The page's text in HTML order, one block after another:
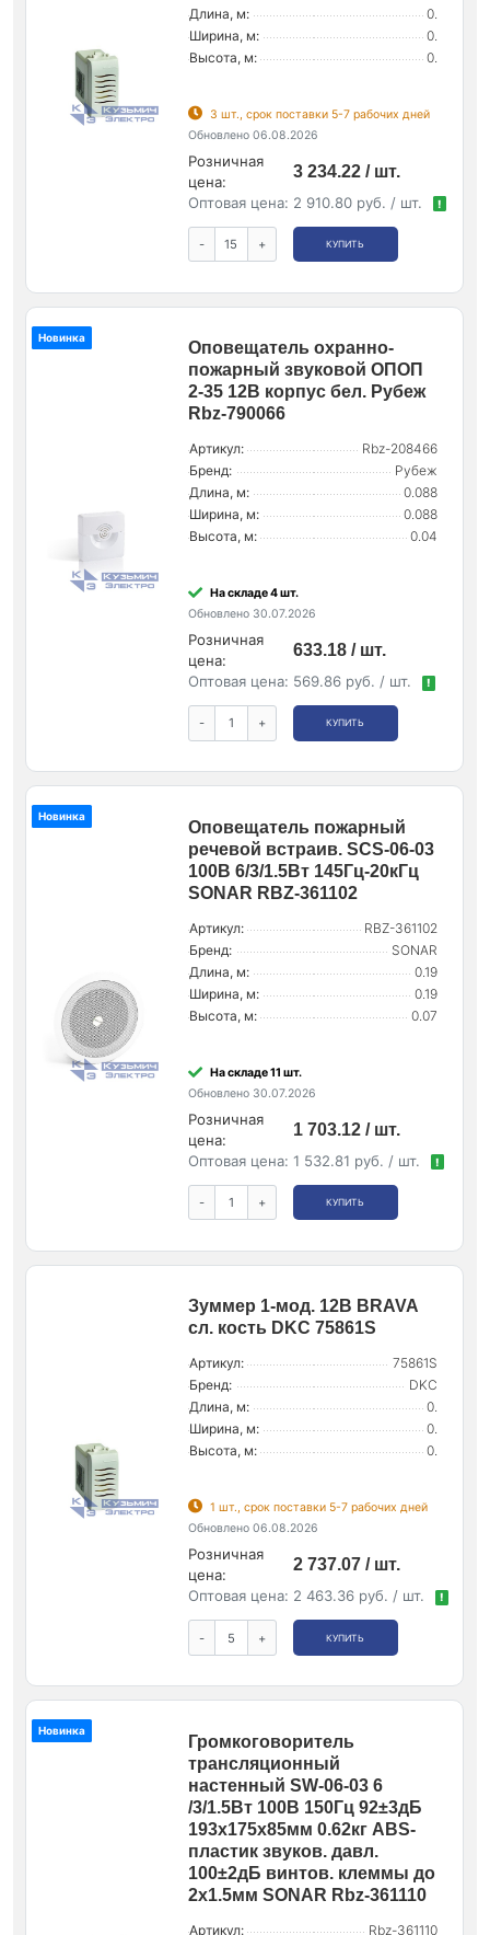
Длина, м:
0.
Ширина, м:
0.
Высота, м:
0.
3 шт., срок поставки 5-7 рабочих дней
Обновлено 06.08.2026
Розничная
цена:
3 234.22 / шт.
Оптовая цена: 2 910.80 руб. / шт. !
- + КУПИТЬ
Новинка
Оповещатель охранно-
пожарный звуковой ОПОП
2-35 12В корпус бел. Рубеж
Rbz-790066
Артикул:
Rbz-208466
Бренд:
Рубеж
Длина, м:
0.088
Ширина, м:
0.088
Высота, м:
0.04
На складе 4 шт.
Обновлено 30.07.2026
Розничная
цена:
633.18 / шт.
Оптовая цена: 569.86 руб. / шт. !
- + КУПИТЬ
Новинка
Оповещатель пожарный
речевой встраив. SCS-06-03
100В 6/3/1.5Вт 145Гц-20кГц
SONAR RBZ-361102
Артикул:
RBZ-361102
Бренд:
SONAR
Длина, м:
0.19
Ширина, м:
0.19
Высота, м:
0.07
На складе 11 шт.
Обновлено 30.07.2026
Розничная
цена:
1 703.12 / шт.
Оптовая цена: 1 532.81 руб. / шт. !
- + КУПИТЬ
Зуммер 1-мод. 12В BRAVA
сл. кость DKC 75861S
Артикул:
75861S
Бренд:
DKC
Длина, м:
0.
Ширина, м:
0.
Высота, м:
0.
1 шт., срок поставки 5-7 рабочих дней
Обновлено 06.08.2026
Розничная
цена:
2 737.07 / шт.
Оптовая цена: 2 463.36 руб. / шт. !
- + КУПИТЬ
Новинка
Громкоговоритель
трансляционный
настенный SW-06-03 6
/3/1.5Вт 100В 150Гц 92±3дБ
193х175х85мм 0.62кг ABS-
пластик звуков. давл.
100±2дБ винтов. клеммы до
2х1.5мм SONAR Rbz-361110
Артикул:
Rbz-361110